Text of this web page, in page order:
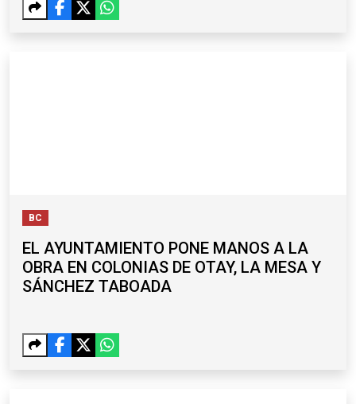
BC
EL AYUNTAMIENTO PONE MANOS A LA
OBRA EN COLONIAS DE OTAY, LA MESA Y
SÁNCHEZ TABOADA